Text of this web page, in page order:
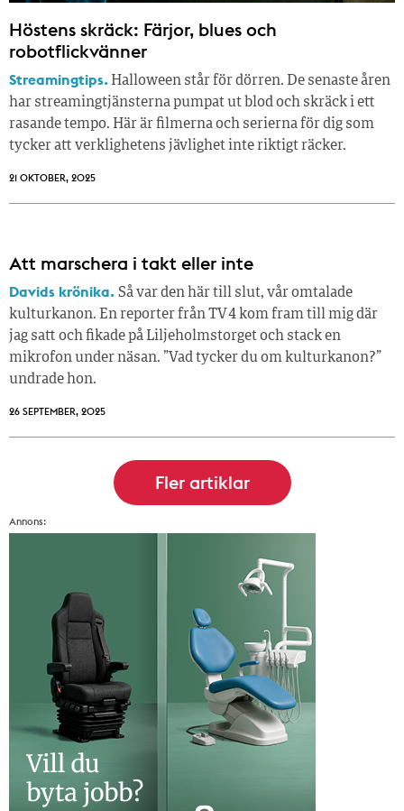
Höstens skräck: Färjor, blues och
robotflickvänner
Streamingtips. Halloween står för dörren. De senaste åren
har streamingtjänsterna pumpat ut blod och skräck i ett
rasande tempo. Här är filmerna och serierna för dig som
tycker att verklighetens jävlighet inte riktigt räcker.
21 OKTOBER, 2025
Att marschera i takt eller inte
Davids krönika. Så var den här till slut, vår omtalade
kulturkanon. En reporter från TV 4 kom fram till mig där
jag satt och fikade på Liljeholmstorget och stack en
mikrofon under näsan. ”Vad tycker du om kulturkanon?”
undrade hon.
26 SEPTEMBER, 2025
Annons: